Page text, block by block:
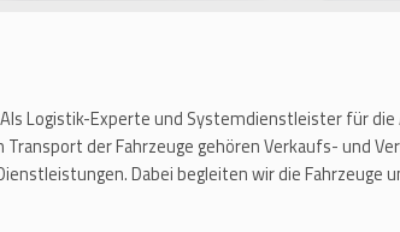
Logistik-Experte und Systemdienstleister für
der Fahrzeuge gehören Verkaufs- und
Dabei begleiten wir die